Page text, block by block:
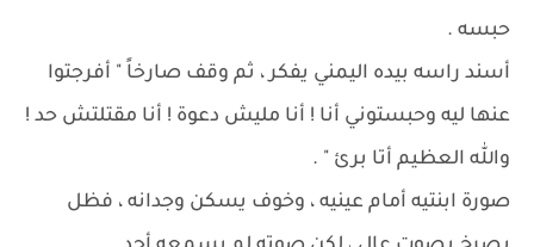
حبسه .
أسند راسه بيده اليمني يفكر ، ثم وقف صارخاً " أفرجتوا
عنها ليه وحبستوني أنا ! أنا مليش دعوة ! أنا مقتلتش حد !
والله العظيم أتا برئ " .
صورة ابنتيه أمام عينيه ، وخوف يسكن وجدانه ، فظل